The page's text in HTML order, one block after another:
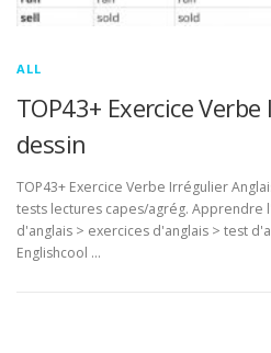
ALL
TOP43+ Exercice
dessin
TOP43+ Exercice Verbe Irrégulier
tests lectures capes/agrég. Apprendre
d'anglais > exercices d'anglais > test
Englishcool …